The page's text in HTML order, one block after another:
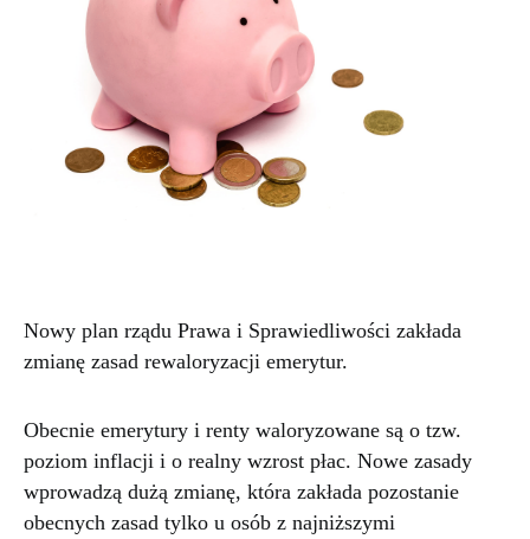
Nowy plan rządu Prawa i Sprawiedliwości zakłada
zmianę zasad rewaloryzacji emerytur.
Obecnie emerytury i renty waloryzowane są o tzw.
poziom inflacji i o realny wzrost płac. Nowe zasady
wprowadzą dużą zmianę, która zakłada pozostanie
obecnych zasad tylko u osób z najniższymi